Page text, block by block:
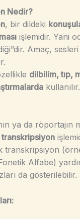
Nedir?
, bir dildeki
işlemidir. Yani
Amaç,
dilbilim, tıp,
kullanılır.
ya da röportajın
transkripsiyon
transkripsiyon
Alfabe)
da gösterilebilir.